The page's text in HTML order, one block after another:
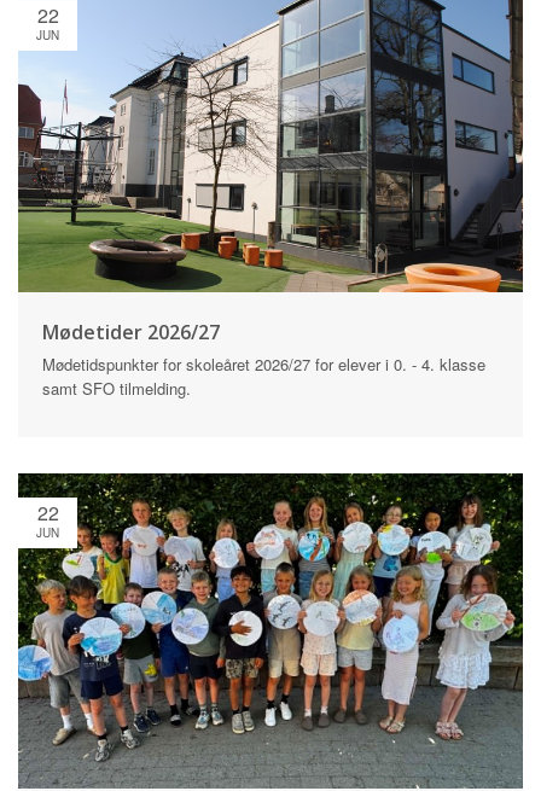
22
JUN
Mødetider 2026/27
Mødetidspunkter for skoleåret 2026/27 for elever i 0. - 4. klasse
samt SFO tilmelding.
22
JUN